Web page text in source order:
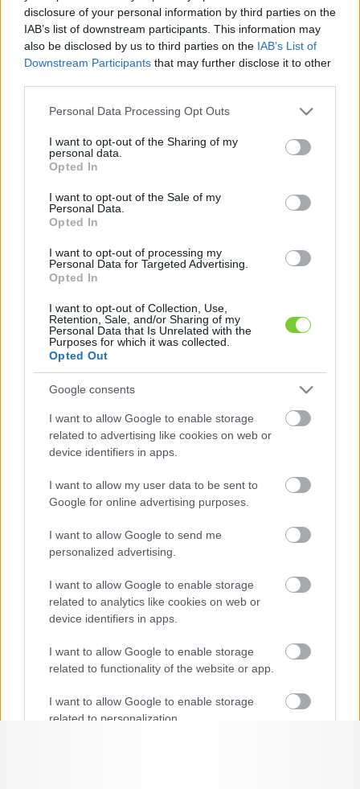
disclosure of your personal information by third parties on the
IAB’s list of downstream participants. This information may
also be disclosed by us to third parties on the IAB’s List of
Downstream Participants that may further disclose it to other
Please note that this website/app uses one or more Google
not limited to your visit or usage behaviour. You may click to
grant or deny consent to Google and its third-party tags to
use your data for below specified purposes in below Google
consent section.
Personal Data Processing Opt Outs
I want to opt-out of the Sharing of my
personal data.
Opted In
I want to opt-out of the Sale of my
Personal Data.
Opted In
I want to opt-out of processing my
Personal Data for Targeted Advertising.
Opted In
I want to opt-out of Collection, Use,
Retention, Sale, and/or Sharing of my
Personal Data that Is Unrelated with the
Purposes for which it was collected.
Opted Out
Google consents
I want to allow Google to enable storage
related to advertising like cookies on web or
device identifiers in apps.
I want to allow my user data to be sent to
Google for online advertising purposes.
I want to allow Google to send me
personalized advertising.
I want to allow Google to enable storage
related to analytics like cookies on web or
device identifiers in apps.
I want to allow Google to enable storage
related to functionality of the website or app.
I want to allow Google to enable storage
related to personalization.
Felhasználónév
Jelszó
rám
Elfelejtette jelszavát?
Elfelejtette felhasználónevét?
Regisztráció
Bejelentkezés
faiskola.hu
Kertészeti, kerti termékek és szolgáltatások térképes
szaknévsora
MI A FAISKOLA.HU?
143
14
13
10
16
12
7
8
6
2
3
9
14
4
2
143
14
13
10
16
12
7
6
3
14
2